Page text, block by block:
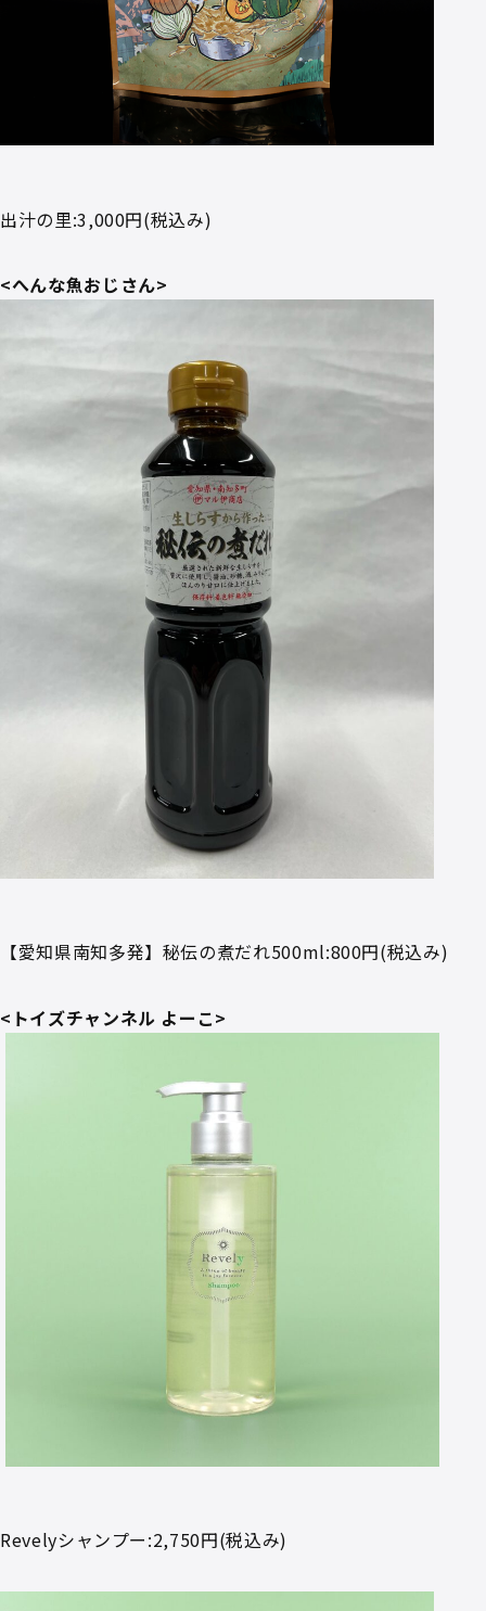
出汁の里:3,000円(税込み)
<へんな魚おじさん>
【愛知県南知多発】秘伝の煮だれ500ml:800円(税込み)
<トイズチャンネル よーこ>
Revelyシャンプー:2,750円(税込み)